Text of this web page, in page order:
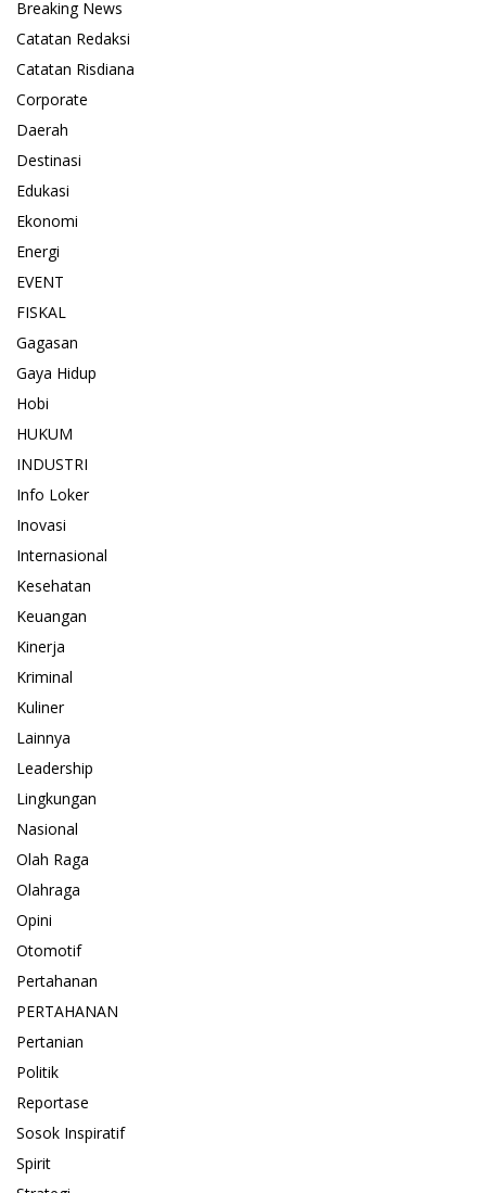
Breaking News
Catatan Redaksi
Catatan Risdiana
Corporate
Daerah
Destinasi
Edukasi
Ekonomi
Energi
EVENT
FISKAL
Gagasan
Gaya Hidup
Hobi
HUKUM
INDUSTRI
Info Loker
Inovasi
Internasional
Kesehatan
Keuangan
Kinerja
Kriminal
Kuliner
Lainnya
Leadership
Lingkungan
Nasional
Olah Raga
Olahraga
Opini
Otomotif
Pertahanan
PERTAHANAN
Pertanian
Politik
Reportase
Sosok Inspiratif
Spirit